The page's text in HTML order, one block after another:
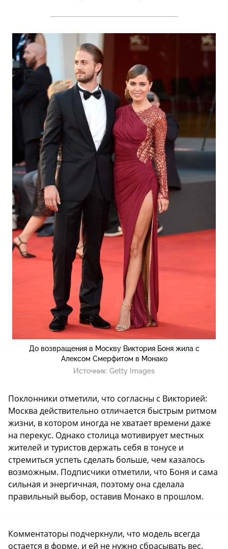
До возвращения в Москву Виктория Боня жила с
Алексом Смерфитом в Монако
Источник: Getty Images
Поклонники отметили, что согласны с Викторией:
Москва действительно отличается быстрым ритмом
жизни, в котором иногда не хватает времени даже
на перекус. Однако столица мотивирует местных
жителей и туристов держать себя в тонусе и
стремиться успеть сделать больше, чем казалось
возможным. Подписчики отметили, что Боня и сама
сильная и энергичная, поэтому она сделала
правильный выбор, оставив Монако в прошлом.
Комментаторы подчеркнули, что модель всегда
остается в форме, и ей не нужно сбрасывать вес.